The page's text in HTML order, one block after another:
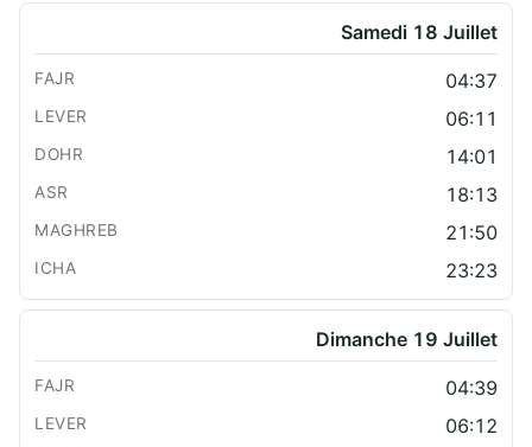
Samedi 18 Juillet
04:37
06:11
14:01
18:13
21:50
23:23
Dimanche 19 Juillet
04:39
06:12